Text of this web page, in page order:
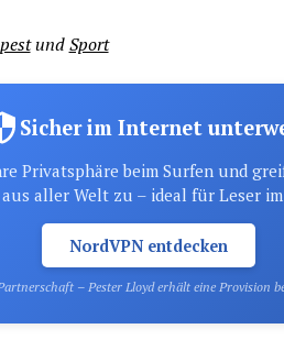
undSport
Sicher im Internet
Privatsphäre beim Surfen und
aller Welt zu – ideal für Leser
NordVPN entdecken
– Pester Lloyd erhält eine Provision